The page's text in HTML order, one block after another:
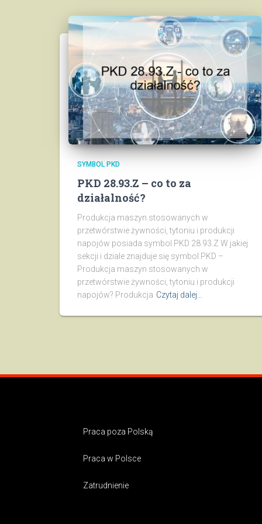
SYMBOL PKD
PKD 28.93.Z – co to za
działalność?
Produkcja maszyn stosowanych w
przetwórstwie żywności, tytoniu i produkcji
napojów posiada symbol PKD 28.93.Z W jakiej
sekcji i dziale znajduje się symbol PKD –
Produkcja maszyn stosowanych w
przetwórstwie żywności, tytoniu i produkcji
napojów? Produkcja Czytaj dalej…
Praca poza Polską
Praca w Polsce
Zatrudnienie